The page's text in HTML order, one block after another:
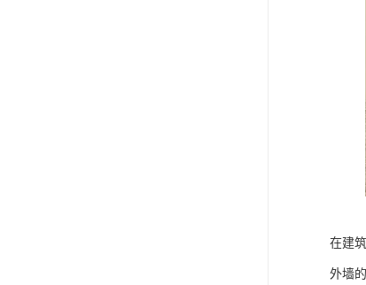
在建
外墙